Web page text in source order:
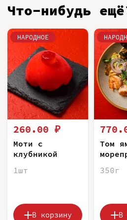
Что-нибудь
НАРОДНОЕ
260.00 ₽
Моти с
клубникой
1шт
В корзину
Том
350г
В